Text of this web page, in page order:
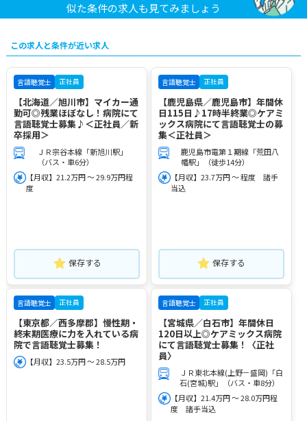
似た条件の求人も見てみましょう
この求人と条件が近い求人
言語聴覚士 正社員
【北海道／旭川市】マイカー通
勤可◎残業ほぼなし！病院にて
言語聴覚士募集♪＜正社員／新
卒採用＞
ＪＲ宗谷本線「新旭川駅」
（バス・車6分）
【月収】21.2万円 ～ 29.9万円程
度
保存する
言語聴覚士 正社員
【鹿児島県／鹿児島市】年間休
日115日♪17時半終業◎ケアミ
ックス病院にて言語聴覚士の募
集＜正社員＞
鹿児島市電第１期線「荒田八
幡駅」（徒歩14分）
【月収】23.7万円 ～ 程度 諸手
当込
保存する
言語聴覚士 正社員
【東京都／西多摩郡】慢性期・
終末期医療に力を入れている病
院で言語聴覚士募集！
【月収】23.5万円 ～ 28.5万円
言語聴覚士 正社員
【宮城県／白石市】年間休日
120日以上◎ケアミックス病院
にて言語聴覚士募集！〈正社
員〉
ＪＲ東北本線(上野－盛岡)「白
石(宮城)駅」（バス・車8分）
【月収】21.4万円 ～ 28.0万円程
度 諸手当込